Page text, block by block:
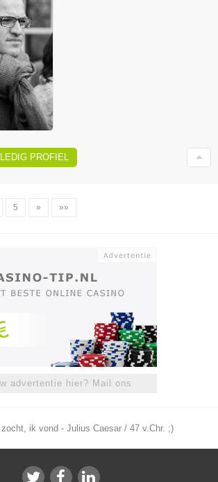
PROFIEL
5 » »»
advertentie hier? Mail ons
zocht, ik vond - Julius Caesar / 47 v.Chr. ;)